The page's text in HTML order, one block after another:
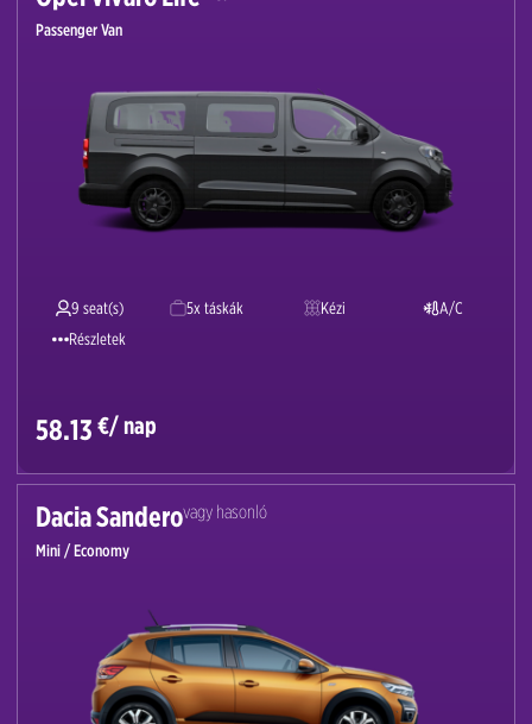
Passenger Van
9 seat(s) 5x táskák Kézi
A/C
Részletek
58.13 €/ nap
Dacia Sanderovagy hasonló
Mini / Economy